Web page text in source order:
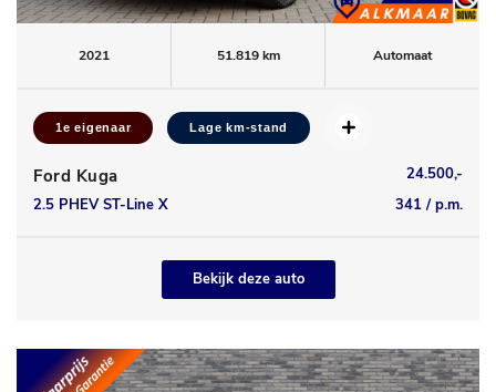
2021 51.819 km Automaat
1e eigenaar Lage km-stand
Ford Kuga
24.500,-
2.5 PHEV ST-Line X
341 / p.m.
Bekijk deze auto